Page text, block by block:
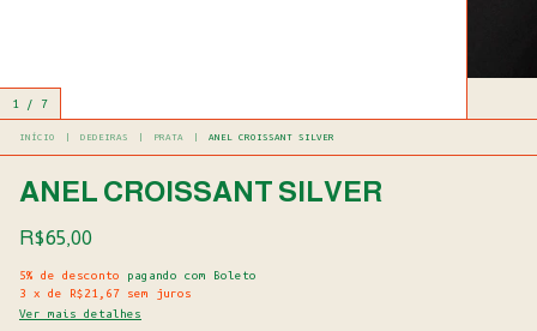
1 / 7
INÍCIO DEDEIRAS PRATA ANEL CROISSANT SILVER
ANEL CROISSANT SILVER
R$65,00
5% de desconto pagando com Boleto
3
x de R$21,67
sem juros
Ver mais detalhes